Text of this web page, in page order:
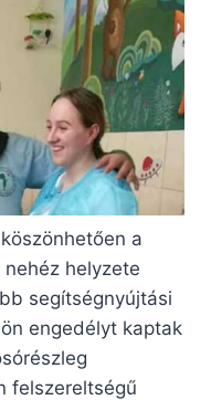
a
nehéz helyzete
segítségnyújtási
engedélyt kaptak
felszereltségű